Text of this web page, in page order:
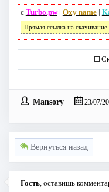
с Turbo.pw| Oxy name|
Прямая ссылка на
Mansory 23/07/
Вернуться назад
Гость , оставишь